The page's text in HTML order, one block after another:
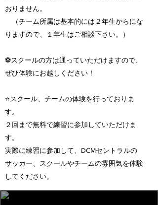
おりません。
（チーム所属は基本的には２年生からにな
りますので、１年生はご相談下さい。）
⚽スクールの方は通っていただけますので、
ぜひ体験にお越しください！
⭐️スクール、チームの体験を行っておりま
す。
２回まで無料で練習に参加していただけま
す。
実際に練習に参加して、DCMセントラルの
サッカー、スクールやチームの雰囲気を体験
してください。